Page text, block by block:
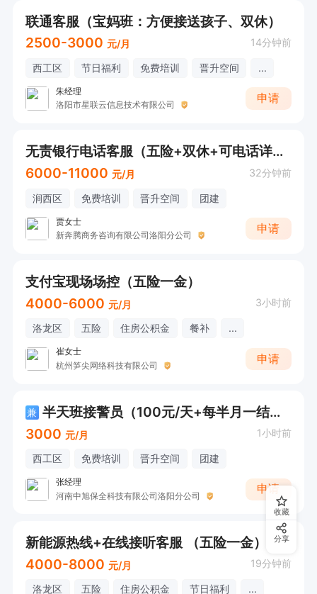
联通客服（宝妈班：方便接送孩子、双休）
2500-3000 元/月 14分钟前
西工区 节日福利 免费培训 晋升空间 ...
朱经理
洛阳市星联云信息技术有限公司
申请
无责银行电话客服（五险+双休+可电话详询）
6000-11000 元/月 32分钟前
涧西区 免费培训 晋升空间 团建
贾女士
新奔腾商务咨询有限公司洛阳分公司
申请
支付宝现场场控（五险一金）
4000-6000 元/月 3小时前
洛龙区 五险 住房公积金 餐补 ...
崔女士
杭州笋尖网络科技有限公司
申请
兼
半天班接警员（100元/天+每半月一结算 ）
3000 元/月 1小时前
西工区 免费培训 晋升空间 团建
张经理
河南中旭保全科技有限公司洛阳分公司
申请
新能源热线+在线接听客服 （五险一金）
4000-8000 元/月 19分钟前
洛龙区 五险 住房公积金 节日福利 ...
收藏
分享